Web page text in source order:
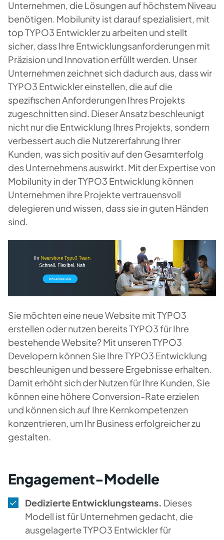
Unternehmen, die Lösungen auf höchstem Niveau
benötigen. Mobilunity ist darauf spezialisiert, mit
top TYPO3 Entwickler zu arbeiten und stellt
sicher, dass Ihre Entwicklungsanforderungen mit
Präzision und Innovation erfüllt werden. Unser
Unternehmen zeichnet sich dadurch aus, dass wir
TYPO3 Entwickler einstellen, die auf die
spezifischen Anforderungen Ihres Projekts
zugeschnitten sind. Dieser Ansatz beschleunigt
nicht nur die Entwicklung Ihres Projekts, sondern
verbessert auch die Nutzererfahrung Ihrer
Kunden, was sich positiv auf den Gesamterfolg
des Unternehmens auswirkt. Mit der Expertise von
Mobilunity in der TYPO3 Entwicklung können
Unternehmen ihre Projekte vertrauensvoll
delegieren und wissen, dass sie in guten Händen
sind.
Sie möchten eine neue Website mit TYPO3
erstellen oder nutzen bereits TYPO3 für Ihre
bestehende Website? Mit unseren TYPO3
Developern können Sie Ihre TYPO3 Entwicklung
beschleunigen und bessere Ergebnisse erhalten.
Damit erhöht sich der Nutzen für Ihre Kunden, Sie
können eine höhere Conversion-Rate erzielen
und können sich auf Ihre Kernkompetenzen
konzentrieren, um Ihr Business erfolgreicher zu
gestalten.
Engagement-Modelle
Dedizierte Entwicklungsteams. Dieses
Modell ist für Unternehmen gedacht, die
ausgelagerte TYPO3 Entwickler für